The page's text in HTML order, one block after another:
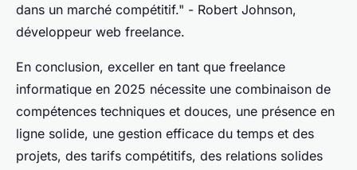
dans un marché compétitif." - Robert Johnson,
développeur web freelance.
En conclusion, exceller en tant que freelance
informatique en 2025 nécessite une combinaison de
compétences techniques et douces, une présence en
ligne solide, une gestion efficace du temps et des
projets, des tarifs compétitifs, des relations solides